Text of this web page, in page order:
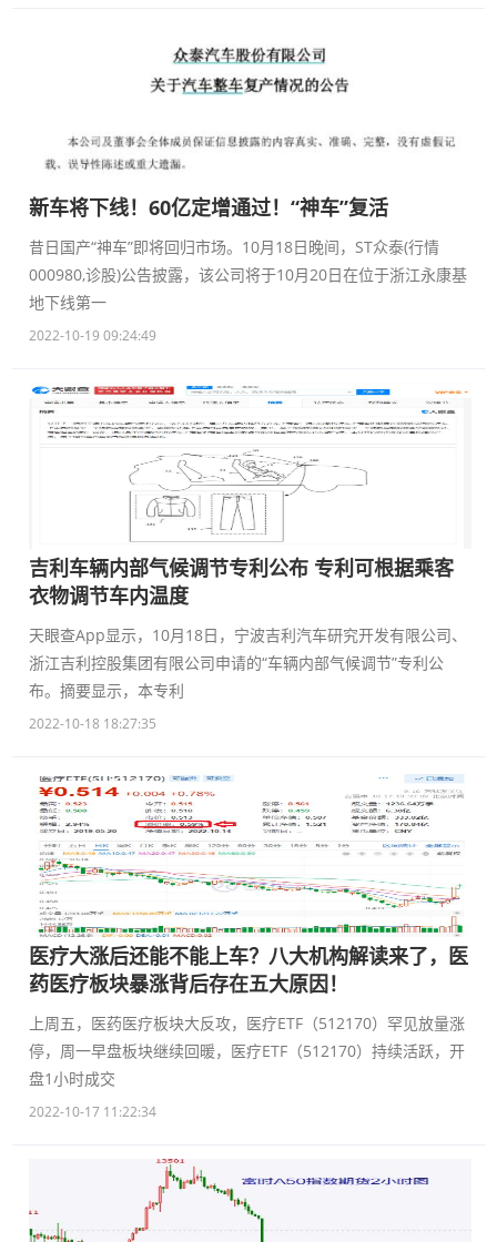
新车将下线！60亿定增通过！“神车”复活
昔日国产“神车”即将回归市场。10月18日晚间，ST众泰(行情
000980,诊股)公告披露，该公司将于10月20日在位于浙江永康基
地下线第一
2022-10-19 09:24:49
吉利车辆内部气候调节专利公布 专利可根据乘客
衣物调节车内温度
天眼查App显示，10月18日，宁波吉利汽车研究开发有限公司、
浙江吉利控股集团有限公司申请的“车辆内部气候调节”专利公
布。摘要显示，本专利
2022-10-18 18:27:35
医疗大涨后还能不能上车？八大机构解读来了，医
药医疗板块暴涨背后存在五大原因！
上周五，医药医疗板块大反攻，医疗ETF（512170）罕见放量涨
停，周一早盘板块继续回暖，医疗ETF（512170）持续活跃，开
盘1小时成交
2022-10-17 11:22:34